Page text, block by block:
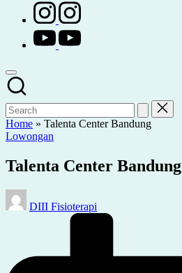
instagram.com
youtube.com
Home » Talenta Center Bandung
Posted
Lowongan
Talenta Center Bandung
Posted
by
DIII Fisioterapi